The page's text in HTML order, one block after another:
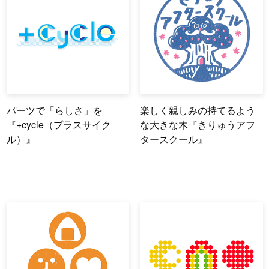
パーツで「らしさ」を
『+cycle（プラスサイク
ル）』
楽しく親しみの持てるよう
な大きな木『きりゅうアフ
タースクール』